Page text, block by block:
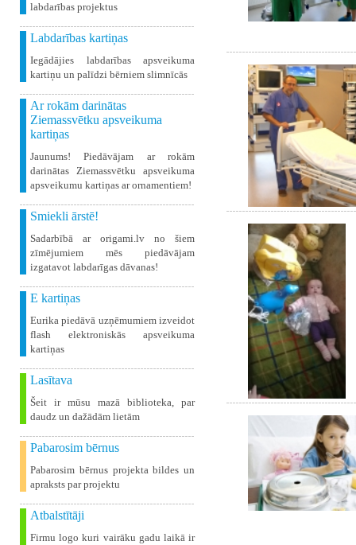
labdarības projektus
Labdarības kartiņas
Iegādājies labdarības apsveikuma
kartiņu un palīdzi bērniem slimnīcās
Ar rokām darinātas
Ziemassvētku apsveikuma
kartiņas
Jaunums! Piedāvājam ar rokām
darinātas Ziemassvētku apsveikuma
apsveikumu kartiņas ar ornamentiem!
Smiekli ārstē!
Sadarbībā ar origami.lv no šiem
zīmējumiem mēs piedāvājam
izgatavot labdarīgas dāvanas!
E kartiņas
Eurika piedāvā uzņēmumiem izveidot
flash elektroniskās apsveikuma
kartiņas
Lasītava
Šeit ir mūsu mazā biblioteka, par
daudz un dažādām lietām
Pabarosim bērnus
Pabarosim bērnus projekta bildes un
apraksts par projektu
Atbalstītāji
Firmu logo kuri vairāku gadu laikā ir